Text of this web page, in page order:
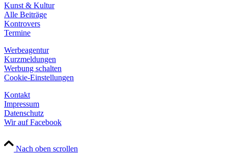
Kunst & Kultur
Alle Beiträge
Kontrovers
Termine
Werbeagentur
Kurzmeldungen
Werbung schalten
Cookie-Einstellungen
Kontakt
Impressum
Datenschutz
Wir auf Facebook
Nach oben scrollen